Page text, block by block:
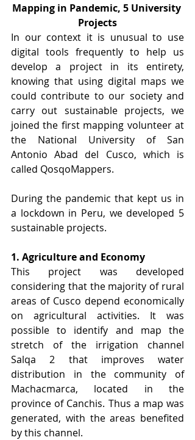
Mapping in Pandemic, 5 University
Projects
In our context it is unusual to use
digital tools frequently to help us
develop a project in its entirety,
knowing that using digital maps we
could contribute to our society and
carry out sustainable projects, we
joined the first mapping volunteer at
the National University of San
Antonio Abad del Cusco, which is
called QosqoMappers.
During the pandemic that kept us in
a lockdown in Peru, we developed 5
sustainable projects.
1. Agriculture and Economy
This project was developed
considering that the majority of rural
areas of Cusco depend economically
on agricultural activities. It was
possible to identify and map the
stretch of the irrigation channel
Salqa 2 that improves water
distribution in the community of
Machacmarca, located in the
province of Canchis. Thus a map was
generated, with the areas benefited
by this channel.